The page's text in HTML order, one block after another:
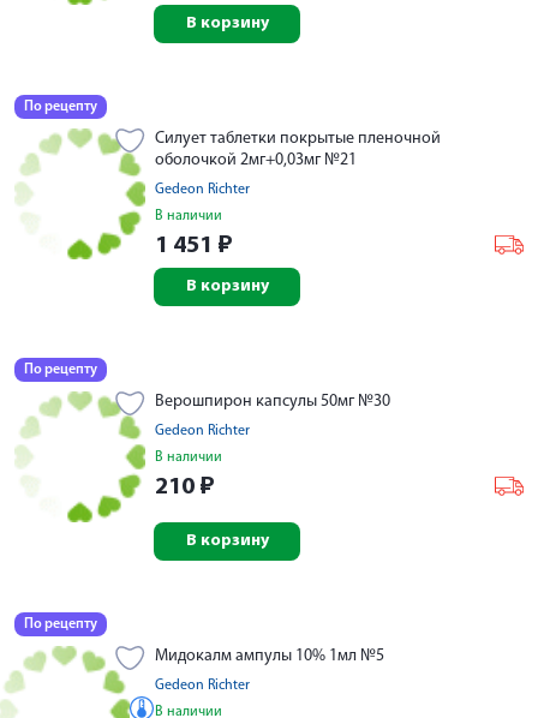
В корзину
По рецепту
Силует таблетки покрытые пленочной
оболочкой 2мг+0,03мг №21
Gedeon Richter
В наличии
1 451 ₽
В корзину
По рецепту
Верошпирон капсулы 50мг №30
Gedeon Richter
В наличии
210 ₽
В корзину
По рецепту
Мидокалм ампулы 10% 1мл №5
Gedeon Richter
В наличии